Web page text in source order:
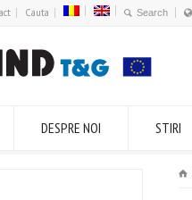
Cauta
DESPRE NOI STIRI